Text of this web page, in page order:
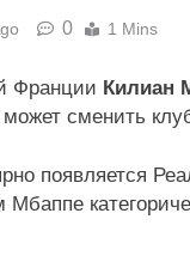
0 1 Mins
Франции Килиан
сменить
появляется